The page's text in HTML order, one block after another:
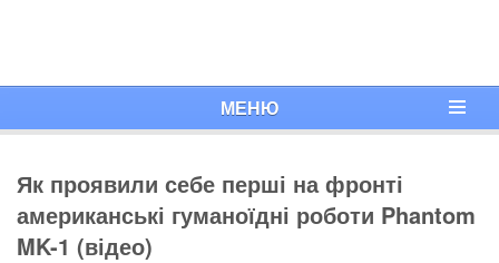
МЕНЮ
Як проявили себе перші на фронті
американські гуманоїдні роботи Phantom
MK-1 (відео)